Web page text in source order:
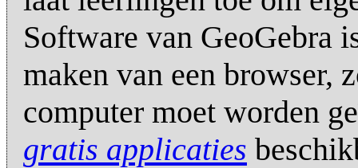
Software van GeoGebra
maken van een browser,
computer moet worden
gratis applicaties